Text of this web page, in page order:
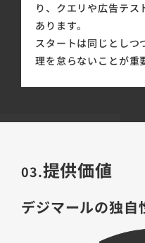
り、クエリや広告テス
あります。
スタートは同じとしつ
理を怠らないことが重
03.提供価値
デジマールの独自